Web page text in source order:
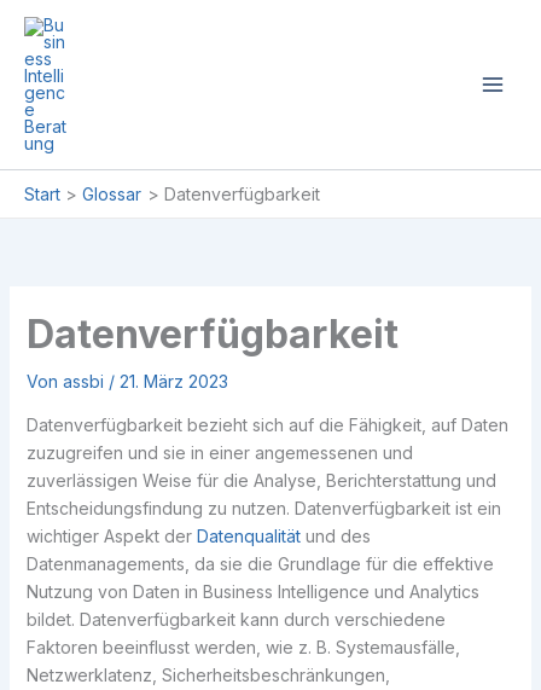
Zum
Inhalt
springen
Start Glossar Datenverfügbarkeit
Datenverfügbarkeit
Von assbi / 21. März 2023
Datenverfügbarkeit bezieht sich auf die Fähigkeit, auf Daten
zuzugreifen und sie in einer angemessenen und
zuverlässigen Weise für die Analyse, Berichterstattung und
Entscheidungsfindung zu nutzen. Datenverfügbarkeit ist ein
wichtiger Aspekt der Datenqualitätund des
Datenmanagements, da sie die Grundlage für die effektive
Nutzung von Daten in Business Intelligence und Analytics
bildet. Datenverfügbarkeit kann durch verschiedene
Faktoren beeinflusst werden, wie z. B. Systemausfälle,
Netzwerklatenz, Sicherheitsbeschränkungen,